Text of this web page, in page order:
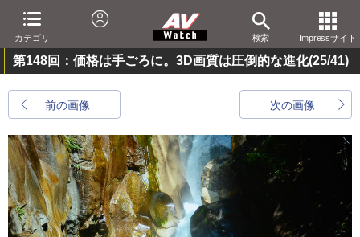
カテゴリ 検索 Impressサイト
第148回：価格は手ごろに。3D画質は圧倒的な進化(25/41)
前の画像 次の画像